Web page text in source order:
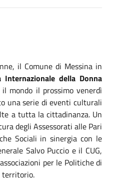
il Comune di Messina in
Internazionale della Donna
mondo il prossimo venerdì
una serie di eventi culturali
a tutta la cittadinanza. Un
degli Assessorati alle Pari
Sociali in sinergia con le
Salvo Puccio e il CUG,
per le Politiche di
territorio.